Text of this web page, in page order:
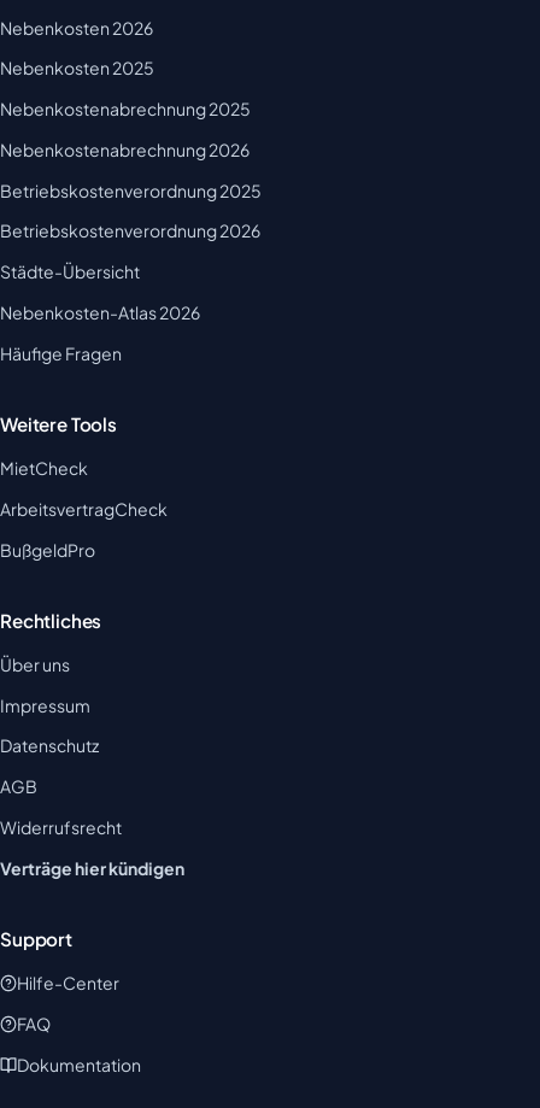
Nebenkosten 2026
Nebenkosten 2025
Nebenkostenabrechnung 2025
Nebenkostenabrechnung 2026
Betriebskostenverordnung 2025
Betriebskostenverordnung 2026
Städte-Übersicht
Nebenkosten-Atlas 2026
Häufige Fragen
Weitere Tools
MietCheck
ArbeitsvertragCheck
BußgeldPro
Rechtliches
Über uns
Impressum
Datenschutz
AGB
Widerrufsrecht
Verträge hier kündigen
Support
Hilfe-Center
FAQ
Dokumentation